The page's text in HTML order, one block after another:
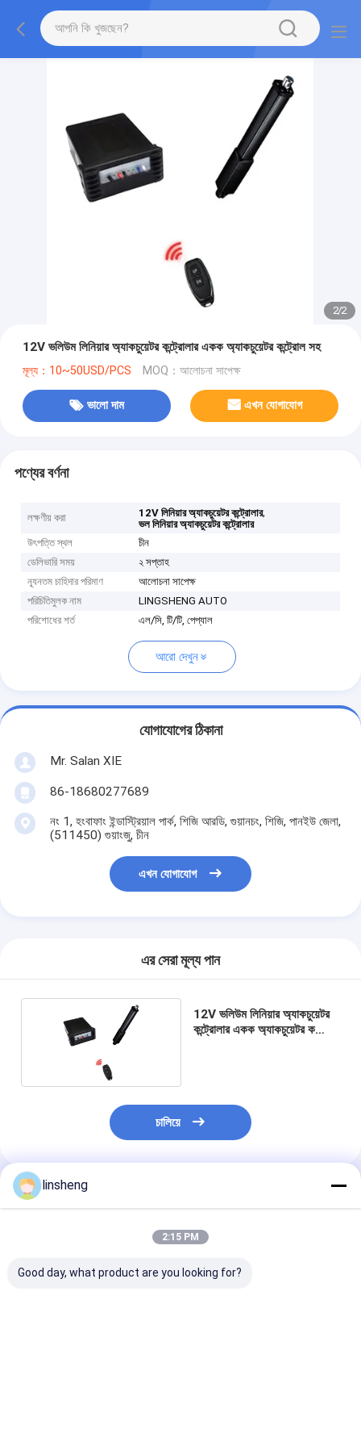
2/2
12V ভলিউম লিনিয়ার অ্যাকচুয়েটর কন্ট্রোলার একক অ্যাকচুয়েটর কন্ট্রোল সহ
মূল্য：10~50USD/PCS MOQ：আলোচনা সাপেক্ষ
ভালো দাম এখন যোগাযোগ
পণ্যের বর্ণনা
লক্ষণীয় করা 12V লিনিয়ার অ্যাকচুয়েটর কন্ট্রোলার,
ভল লিনিয়ার অ্যাকচুয়েটর কন্ট্রোলার
উৎপত্তি স্থল
চীন
ডেলিভারি সময়
২ সপ্তাহ
ন্যূনতম চাহিদার পরিমাণ
আলোচনা সাপেক্ষ
পরিচিতিমুলক নাম
LINGSHENG AUTO
পরিশোধের শর্ত
এল/সি, টি/টি, পেপ্যাল
আরো দেখুন
যোগাযোগের ঠিকানা
Mr. Salan XIE
86-18680277689
নং 1, হংবাফাং ইন্ডাস্ট্রিয়াল পার্ক, শিজি আরডি, গুয়ানচং, শিজি, পানইউ জেলা,
(511450) গুয়াংজু, চীন
এখন যোগাযোগ
এর সেরা মূল্য পান
12V ভলিউম লিনিয়ার অ্যাকচুয়েটর
কন্ট্রোলার একক অ্যাকচুয়েটর কন্ট্রোল
চালিয়ে
প্রস্তাবিত পণ্য
linsheng
2:15 PM
Good day, what product are you looking for?